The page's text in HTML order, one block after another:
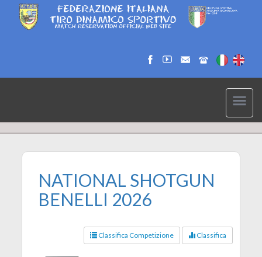
NATIONAL SHOTGUN
BENELLI 2026
Classifica Competizione Classifica